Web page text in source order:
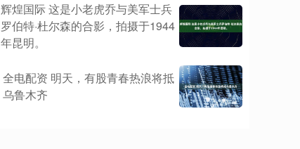
辉煌国际 这是小老虎乔与美军士兵
罗伯特·杜尔森的合影，拍摄于1944
年昆明。
全电配资 明天，有股青春热浪将抵
乌鲁木齐